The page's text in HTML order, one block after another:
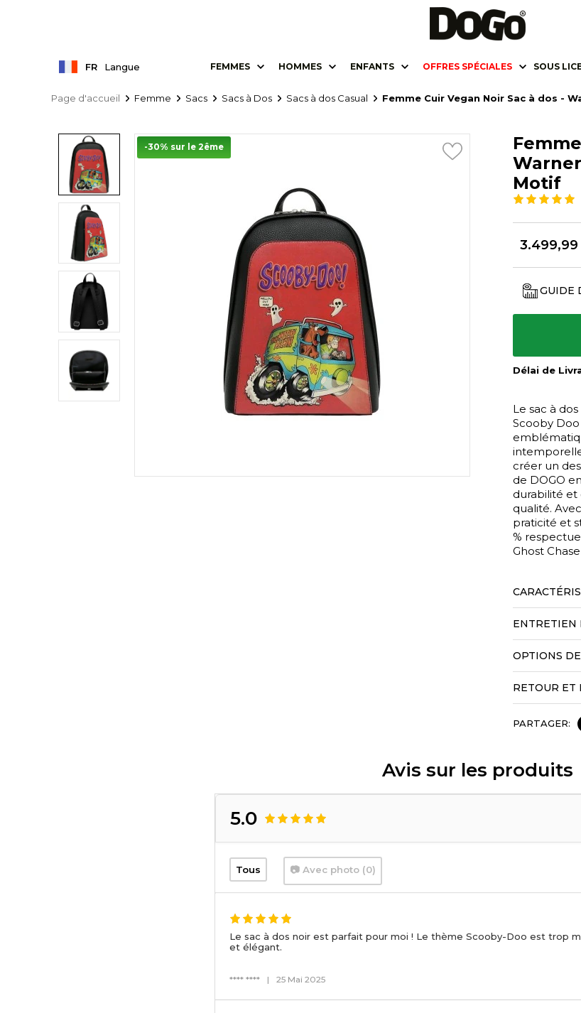
FR Langue FEMMES HOMMES ENFANTS OFFRES SPÉCIALES SOUS
Page d'accueil Femme Sacs Sacs à Dos Sacs à dos Casual Femme Cuir Vegan Noir Sac à dos -
-30% sur le 2ême
Motif
3.499,99
GUIDE
Délai de
Le sac à
Scooby
créer un
de DOGO
durabilité et
qualité.
praticité et
%
Ghost
ENTRETIEN
OPTIONS
RETOUR ET
PARTAGER:
Avis sur les produits
5.0
Tous 📷 Avec photo (0)
Le sac à dos noir est parfait pour moi ! Le thème Scooby-Doo est trop
et élégant.
**** **** | 25 Mai 2025